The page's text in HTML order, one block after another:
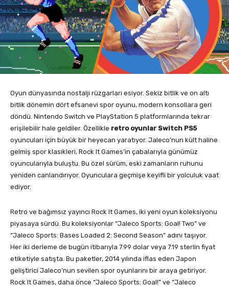
Oyun dünyasında nostalji rüzgarları esiyor. Sekiz bitlik ve on altı
bitlik dönemin dört efsanevi spor oyunu, modern konsollara geri
döndü. Nintendo Switch ve PlayStation 5 platformlarında tekrar
erişilebilir hale geldiler. Özellikle retro oyunlar Switch PS5
oyuncuları için büyük bir heyecan yaratıyor. Jaleco’nun kült haline
gelmiş spor klasikleri, Rock It Games’in çabalarıyla günümüz
oyuncularıyla buluştu. Bu özel sürüm, eski zamanların ruhunu
yeniden canlandırıyor. Oyunculara geçmişe keyifli bir yolculuk vaat
ediyor.
Retro ve bağımsız yayıncı Rock It Games, iki yeni oyun koleksiyonu
piyasaya sürdü. Bu koleksiyonlar “Jaleco Sports: Goal! Two” ve
“Jaleco Sports: Bases Loaded 2: Second Season” adını taşıyor.
Her iki derleme de bugün itibarıyla 7.99 dolar veya 7.19 sterlin fiyat
etiketiyle satışta. Bu paketler, 2014 yılında iflas eden Japon
geliştirici Jaleco’nun sevilen spor oyunlarını bir araya getiriyor.
Rock It Games, daha önce “Jaleco Sports: Goal!” ve “Jaleco